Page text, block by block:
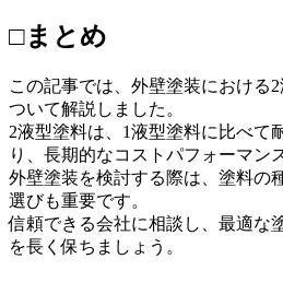
□まとめ
この記事では、外壁塗装における
ついて解説しました。
2液型塗料は、1液型塗料に比べて
り、長期的なコストパフォーマン
外壁塗装を検討する際は、塗料の
選びも重要です。
信頼できる会社に相談し、最適な
を長く保ちましょう。